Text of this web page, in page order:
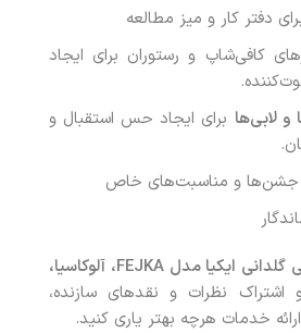
دفتر کار و میز مطالعه
کافی‌شاپ و رستوران برای ایجاد
لابی‌ها برای ایجاد حس استقبال و
جشن‌ها و مناسبت‌های خاص
گلدانی ایکیا مدلFEJKA، آلوکاسیا،
اشتراک نظرات و نقدهای سازنده،
خدمات هرچه بهتر یاری کنید.